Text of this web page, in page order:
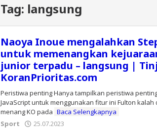
Tag: langsung
Naoya Inoue mengalahkan
untuk memenangkan
junior terpadu – langsung |
KoranPrioritas.com
Peristiwa penting Hanya tampilkan peristiwa
JavaScript untuk menggunakan fitur ini Fulton
menang KO pada Baca Selengkapnya
Sport
25.07.2023